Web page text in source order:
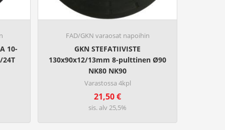
10-
FAD/GKN varaosat napoihin
GKN STEFATIIVISTE
130x90x12/13mm 8-pulttinen Ø90
NK80 NK90
Varastossa 4kpl
21,50€
sis. alv 25,5%